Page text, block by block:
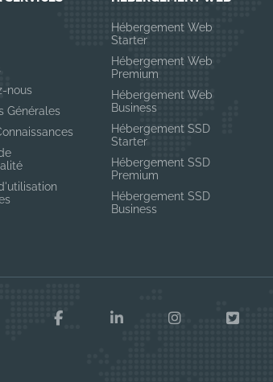
nous
Générales
Hébergement Web
Starter
Hébergement Web
Premium
Hébergement Web
Business
Hébergement SSD
Starter
Hébergement SSD
Premium
Hébergement SSD
Business